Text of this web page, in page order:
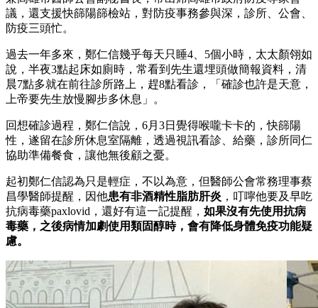
議，還支援快篩陽篩檢站，對防疫事務參與深，診所、公會、
防疫三頭忙。
過去一年多來，鄭仁信幾乎每天只睡4、5個小時，太太顏翎如
說，半夜3點起床如廁時，常看到先生還埋頭做簡報資料，清
晨7點多就在前往診所路上，趕8點看診，「確診也許是天意，
上帝要先生放慢腳步多休息」。
回想確診過程，鄭仁信說，6月3日覺得喉嚨卡卡的，快篩陽
性，遂留在診所休息室隔離，透過視訊看診、給藥，診所同仁
協助準備餐食，讓他無後顧之憂。
起初鄭仁信認為只是輕症，不以為意，但醫師公會常務理事蔡
昌學醫師提醒，因他患有非酒精性脂肪肝炎 ，叮嚀他要及早吃
抗病毒藥paxlovid，還好有這一記提醒， 如果沒有先使用抗病
毒藥，之後病情加劇使用類固醇時，會有降低身體免疫功能疑
慮。